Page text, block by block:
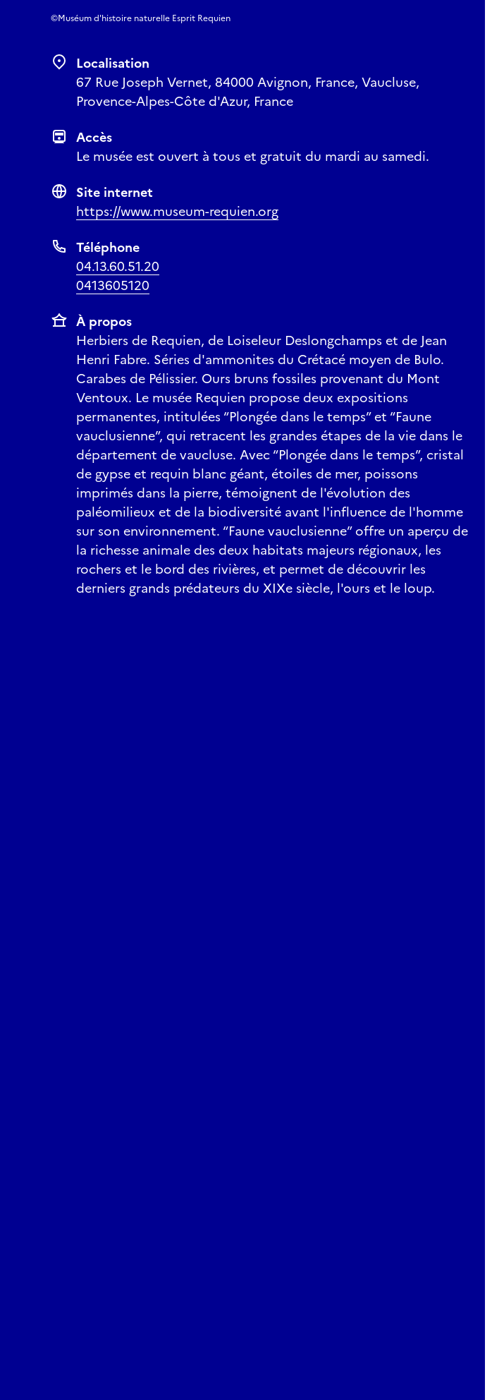
©Muséum d'histoire naturelle Esprit Requien
Localisation
67 Rue Joseph Vernet, 84000 Avignon, France, Vaucluse,
Provence-Alpes-Côte d'Azur, France
Accès
Le musée est ouvert à tous et gratuit du mardi au samedi.
Site internet
https://www.museum-requien.org
Téléphone
04.13.60.51.20
0413605120
À propos
Herbiers de Requien, de Loiseleur Deslongchamps et de Jean
Henri Fabre. Séries d'ammonites du Crétacé moyen de Bulo.
Carabes de Pélissier. Ours bruns fossiles provenant du Mont
Ventoux. Le musée Requien propose deux expositions
permanentes, intitulées “Plongée dans le temps” et “Faune
vauclusienne”, qui retracent les grandes étapes de la vie dans le
département de vaucluse. Avec “Plongée dans le temps”, cristal
de gypse et requin blanc géant, étoiles de mer, poissons
imprimés dans la pierre, témoignent de l'évolution des
paléomilieux et de la biodiversité avant l'influence de l'homme
sur son environnement. “Faune vauclusienne” offre un aperçu de
la richesse animale des deux habitats majeurs régionaux, les
rochers et le bord des rivières, et permet de découvrir les
derniers grands prédateurs du XIXe siècle, l'ours et le loup.